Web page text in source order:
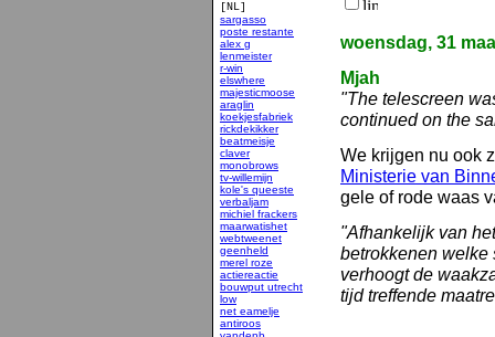
[NL]
sargasso
poste restante
alex g
lenmeister
r-win
elswhere
majesticmoose
araglin
koekjesfabriek
rickdekikker
beatmeisje
claver
monobrows
tv-willemijn
kole's queeste
verbaljam
michiel frackers
maarwatishet
webtweenet
geenheld
merel roze
actiereactie
bouwput utrecht
low
net eamelje
antiroos
woensdag, 31
Mjah
"The telescreen
continued on the
We krijgen nu ook
Ministerie van
gele of rode waas
"Afhankelijk van
betrokkenen welke
verhoogt de
tijd treffende